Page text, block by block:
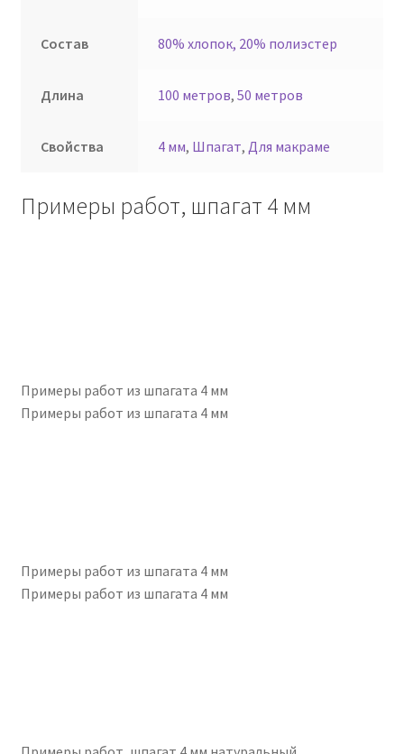
Состав 80% хлопок, 20% полиэстер
Длина 100 метров,50 метров
Свойства 4 мм, Шпагат, Для макраме
Примеры работ, шпагат 4 мм
Примеры работ из шпагата 4 мм
Примеры работ из шпагата 4 мм
Примеры работ из шпагата 4 мм
Примеры работ из шпагата 4 мм